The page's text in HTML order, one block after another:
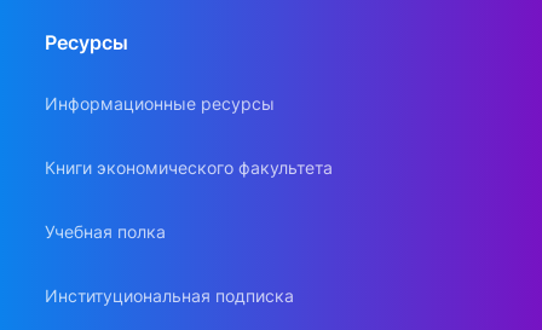
Ресурсы
Информационные ресурсы
Книги экономического факультета
Учебная полка
Институциональная подписка